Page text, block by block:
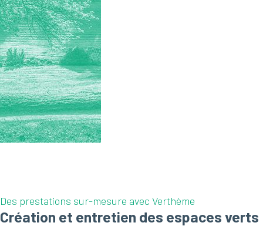
Des prestations sur-mesure avec Verthème
Création et entretien des espaces verts